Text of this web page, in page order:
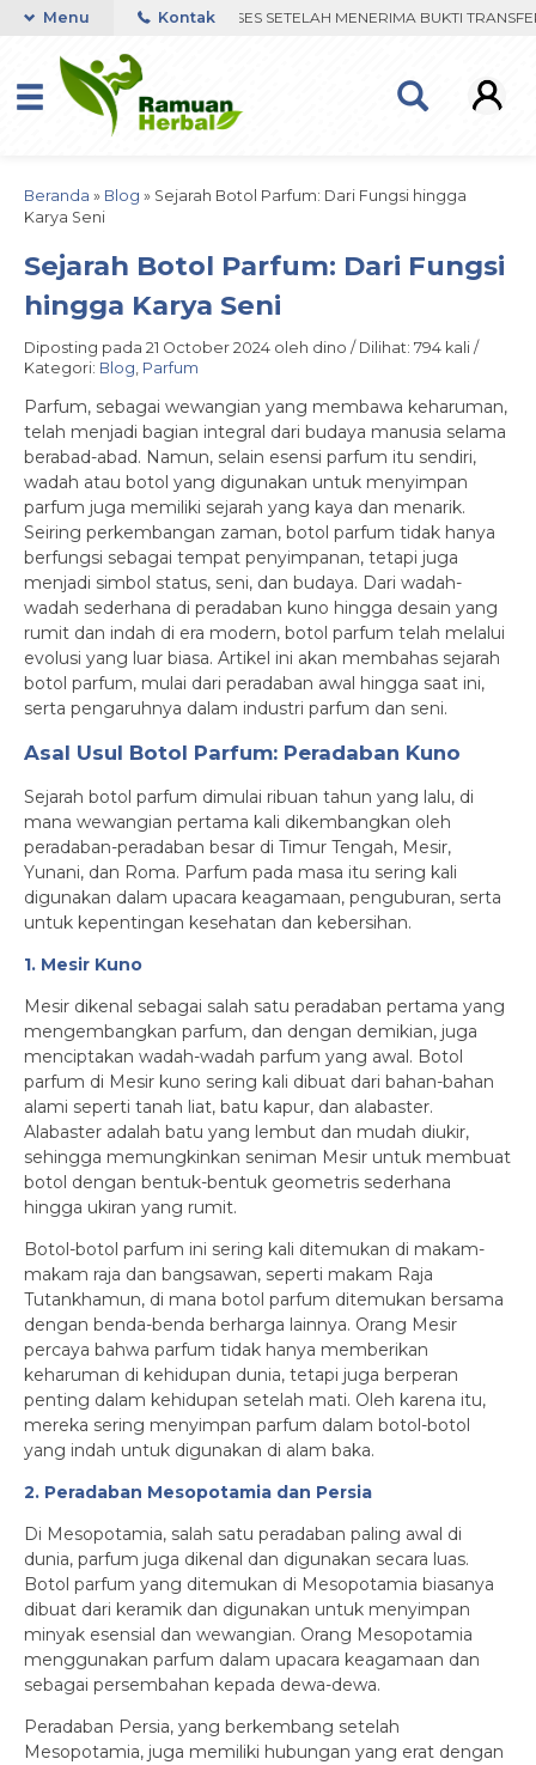
PENGIRIMAN DIPROSES SETELAH MENERIMA BUKTI TRANSFER
Menu Kontak
Beranda » Blog » Sejarah Botol Parfum: Dari Fungsi hingga
Karya Seni
Sejarah Botol Parfum: Dari Fungsi
hingga Karya Seni
Diposting pada 21 October 2024 oleh dino / Dilihat: 794 kali /
Kategori: Blog, Parfum
Parfum, sebagai wewangian yang membawa keharuman,
telah menjadi bagian integral dari budaya manusia selama
berabad-abad. Namun, selain esensi parfum itu sendiri,
wadah atau botol yang digunakan untuk menyimpan
parfum juga memiliki sejarah yang kaya dan menarik.
Seiring perkembangan zaman, botol parfum tidak hanya
berfungsi sebagai tempat penyimpanan, tetapi juga
menjadi simbol status, seni, dan budaya. Dari wadah-
wadah sederhana di peradaban kuno hingga desain yang
rumit dan indah di era modern, botol parfum telah melalui
evolusi yang luar biasa. Artikel ini akan membahas sejarah
botol parfum, mulai dari peradaban awal hingga saat ini,
serta pengaruhnya dalam industri parfum dan seni.
Asal Usul Botol Parfum: Peradaban Kuno
Sejarah botol parfum dimulai ribuan tahun yang lalu, di
mana wewangian pertama kali dikembangkan oleh
peradaban-peradaban besar di Timur Tengah, Mesir,
Yunani, dan Roma. Parfum pada masa itu sering kali
digunakan dalam upacara keagamaan, penguburan, serta
untuk kepentingan kesehatan dan kebersihan.
1. Mesir Kuno
Mesir dikenal sebagai salah satu peradaban pertama yang
mengembangkan parfum, dan dengan demikian, juga
menciptakan wadah-wadah parfum yang awal. Botol
parfum di Mesir kuno sering kali dibuat dari bahan-bahan
alami seperti tanah liat, batu kapur, dan alabaster.
Alabaster adalah batu yang lembut dan mudah diukir,
sehingga memungkinkan seniman Mesir untuk membuat
botol dengan bentuk-bentuk geometris sederhana
hingga ukiran yang rumit.
Botol-botol parfum ini sering kali ditemukan di makam-
makam raja dan bangsawan, seperti makam Raja
Tutankhamun, di mana botol parfum ditemukan bersama
dengan benda-benda berharga lainnya. Orang Mesir
percaya bahwa parfum tidak hanya memberikan
keharuman di kehidupan dunia, tetapi juga berperan
penting dalam kehidupan setelah mati. Oleh karena itu,
mereka sering menyimpan parfum dalam botol-botol
yang indah untuk digunakan di alam baka.
2. Peradaban Mesopotamia dan Persia
Di Mesopotamia, salah satu peradaban paling awal di
dunia, parfum juga dikenal dan digunakan secara luas.
Botol parfum yang ditemukan di Mesopotamia biasanya
dibuat dari keramik dan digunakan untuk menyimpan
minyak esensial dan wewangian. Orang Mesopotamia
menggunakan parfum dalam upacara keagamaan dan
sebagai persembahan kepada dewa-dewa.
Peradaban Persia, yang berkembang setelah
Mesopotamia, juga memiliki hubungan yang erat dengan